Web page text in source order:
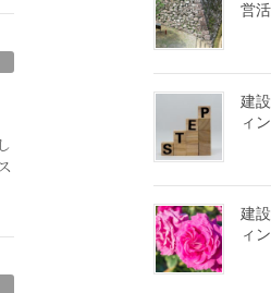
営
建
ィ
建
ィ